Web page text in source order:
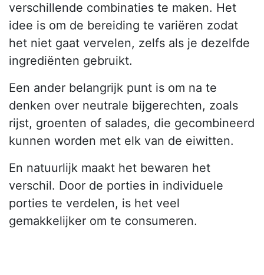
verschillende combinaties te maken. Het
idee is om de bereiding te variëren zodat
het niet gaat vervelen, zelfs als je dezelfde
ingrediënten gebruikt.
Een ander belangrijk punt is om na te
denken over neutrale bijgerechten, zoals
rijst, groenten of salades, die gecombineerd
kunnen worden met elk van de eiwitten.
En natuurlijk maakt het bewaren het
verschil. Door de porties in individuele
porties te verdelen, is het veel
gemakkelijker om te consumeren.